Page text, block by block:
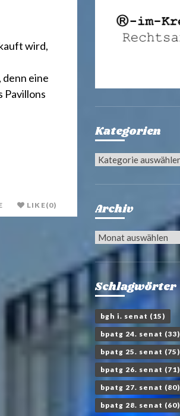
wird,
eine
Pavillons
LIKE(0)
Kategorien
Kategorien
Archiv
Archiv
Schlagwörter
bgh i. senat (15)
bpatg 24. senat (33)
bpatg 25. senat (75)
bpatg 26. senat (71)
bpatg 27. senat (80)
bpatg 28. senat (60)